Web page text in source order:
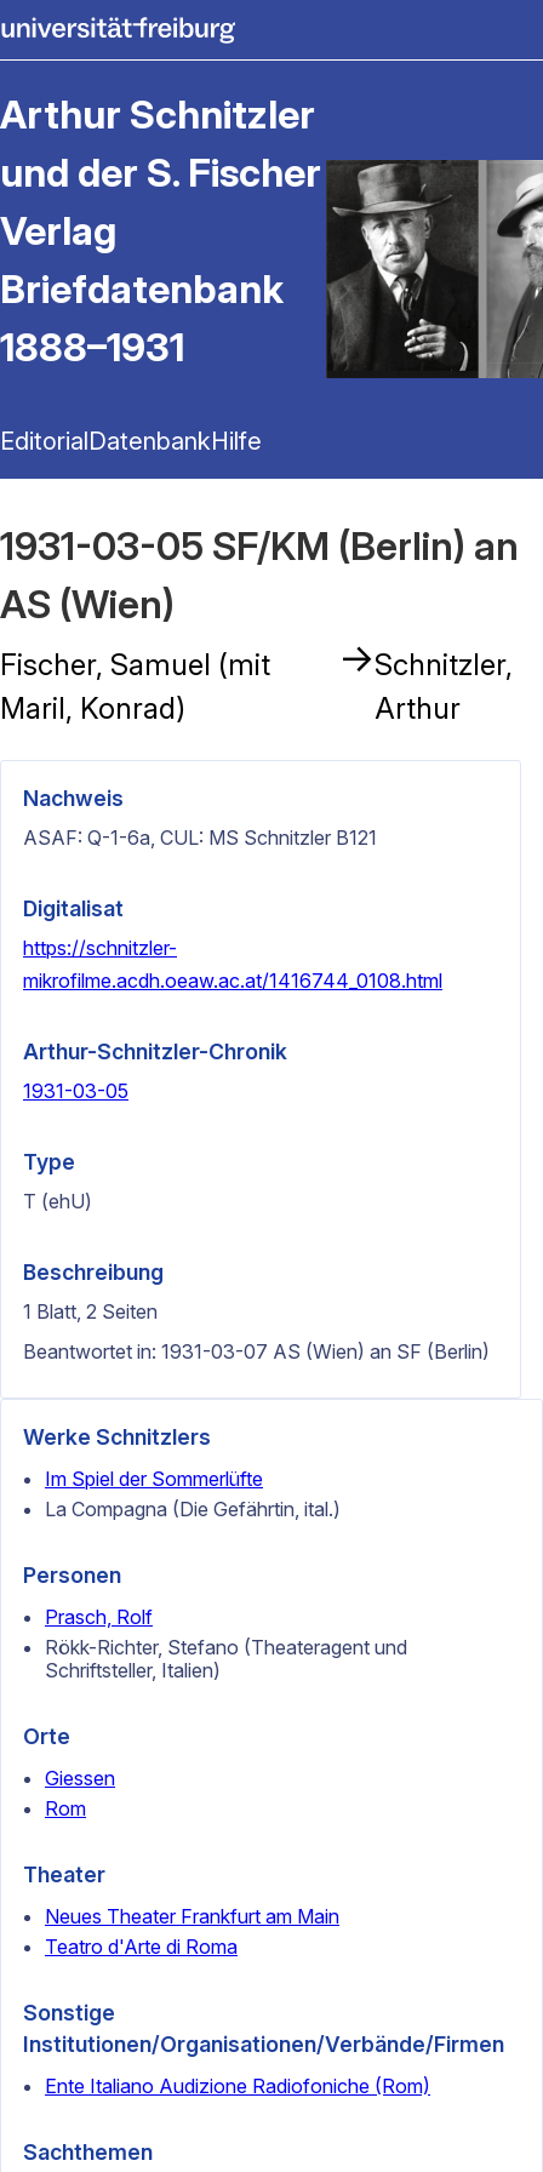
Arthur Schnitzler
und der S. Fischer
Verlag
Briefdatenbank
1888–1931
EditorialDatenbankHilfe
1931-03-05 SF/KM (Berlin) an
AS (Wien)
Fischer, Samuel (mit
Maril, Konrad)
→Schnitzler,
Arthur
Nachweis
ASAF: Q-1-6a, CUL: MS Schnitzler B121
Digitalisat
https://schnitzler-
mikrofilme.acdh.oeaw.ac.at/1416744_0108.html
Arthur-Schnitzler-Chronik
1931-03-05
Type
T (ehU)
Beschreibung
1 Blatt, 2 Seiten
Beantwortet in: 1931-03-07 AS (Wien) an SF (Berlin)
Werke Schnitzlers
Im Spiel der Sommerlüfte
La Compagna (Die Gefährtin, ital.)
Personen
Prasch, Rolf
Rökk-Richter, Stefano (Theateragent und
Schriftsteller, Italien)
Orte
Giessen
Rom
Theater
Neues Theater Frankfurt am Main
Teatro d'Arte di Roma
Sonstige
Institutionen/Organisationen/Verbände/Firmen
Ente Italiano Audizione Radiofoniche (Rom)
Sachthemen